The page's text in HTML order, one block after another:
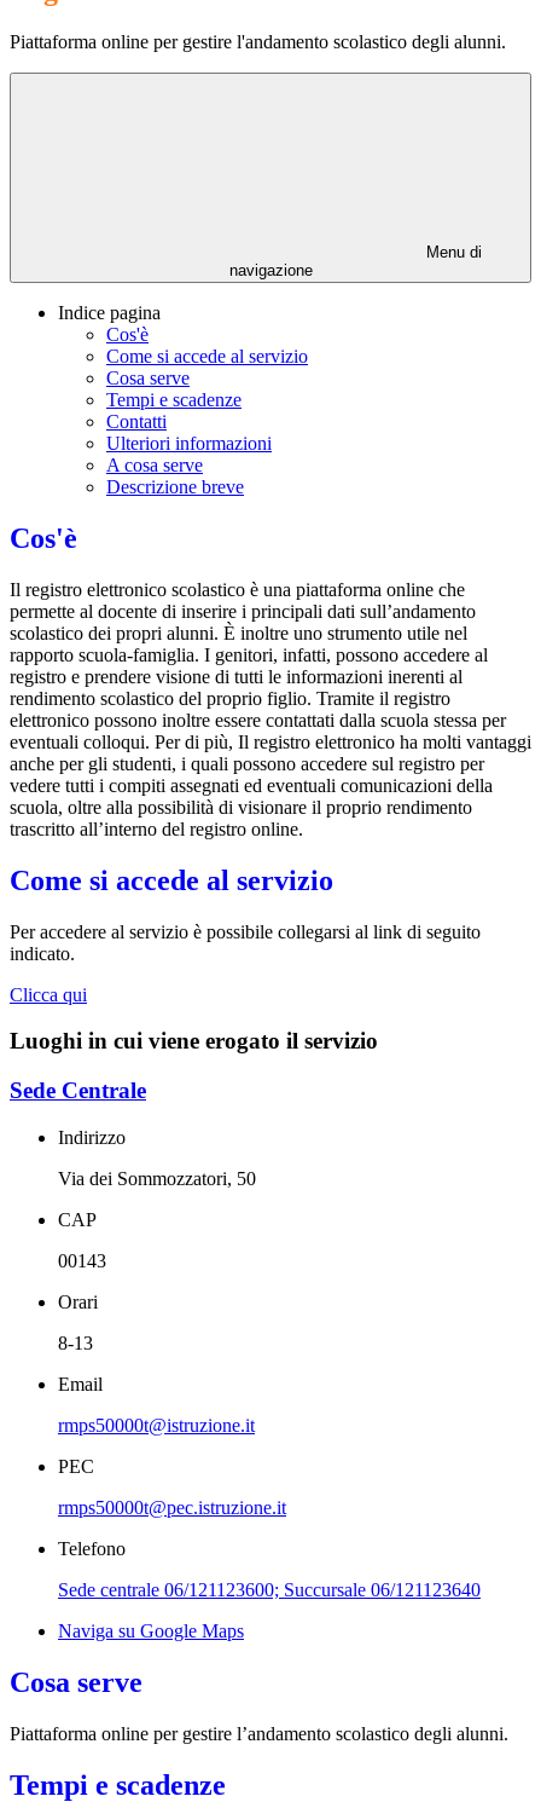
Piattaforma online per gestire l'andamento scolastico degli alunni.
Menu di
navigazione
Indice pagina
Cos'è
Come si accede al servizio
Cosa serve
Tempi e scadenze
Contatti
Ulteriori informazioni
A cosa serve
Descrizione breve
Cos'è
Il registro elettronico scolastico è una piattaforma online che
permette al docente di inserire i principali dati sull’andamento
scolastico dei propri alunni. È inoltre uno strumento utile nel
rapporto scuola-famiglia. I genitori, infatti, possono accedere al
registro e prendere visione di tutti le informazioni inerenti al
rendimento scolastico del proprio figlio. Tramite il registro
elettronico possono inoltre essere contattati dalla scuola stessa per
eventuali colloqui. Per di più, Il registro elettronico ha molti vantaggi
anche per gli studenti, i quali possono accedere sul registro per
vedere tutti i compiti assegnati ed eventuali comunicazioni della
scuola, oltre alla possibilità di visionare il proprio rendimento
trascritto all’interno del registro online.
Come si accede al servizio
Per accedere al servizio è possibile collegarsi al link di seguito
indicato.
Clicca qui
Luoghi in cui viene erogato il servizio
Sede Centrale
Indirizzo
Via dei Sommozzatori, 50
CAP
00143
Orari
8-13
Email
rmps50000t@istruzione.it
PEC
rmps50000t@pec.istruzione.it
Telefono
Sede centrale 06/121123600; Succursale 06/121123640
Naviga su Google Maps
Cosa serve
Piattaforma online per gestire l’andamento scolastico degli alunni.
Tempi e scadenze